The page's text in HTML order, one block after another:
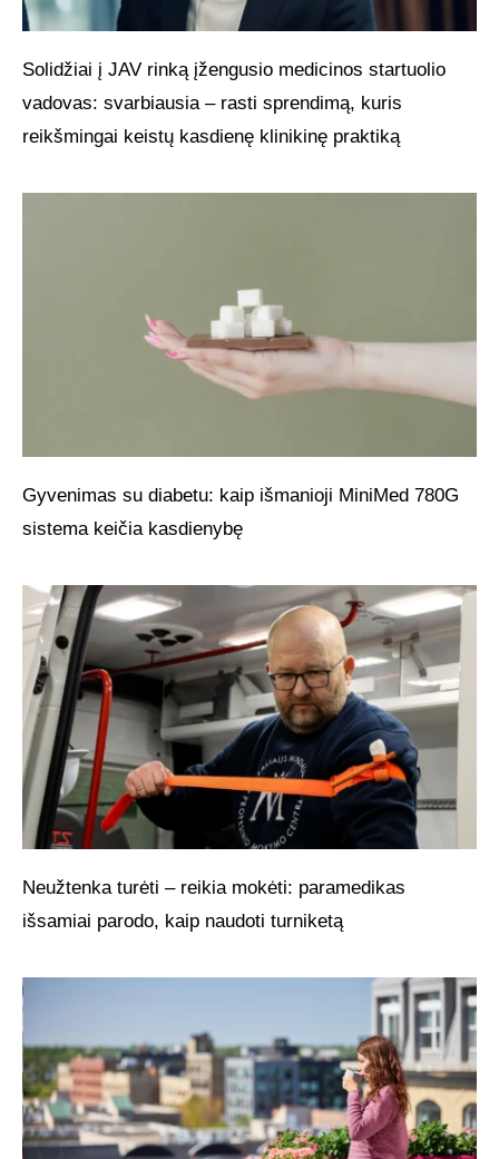
Solidžiai į JAV rinką įžengusio medicinos startuolio
vadovas: svarbiausia – rasti sprendimą, kuris
reikšmingai keistų kasdienę klinikinę praktiką
Gyvenimas su diabetu: kaip išmanioji MiniMed 780G
sistema keičia kasdienybę
Neužtenka turėti – reikia mokėti: paramedikas
išsamiai parodo, kaip naudoti turniketą